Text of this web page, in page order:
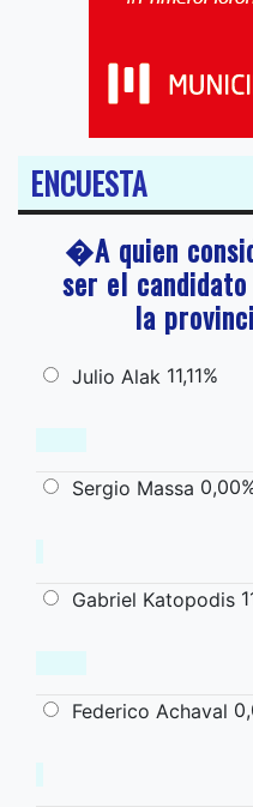
ENCUESTA
�A quien
ser el
la
Julio Alak 11,11%
Sergio Massa
Gabriel Katopodis
Federico Achaval